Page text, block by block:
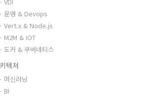
운영 & Devops
Vert.x & Node.js
M2M & IOT
도커 & 쿠버네티스
텍쳐
머신러닝
BI